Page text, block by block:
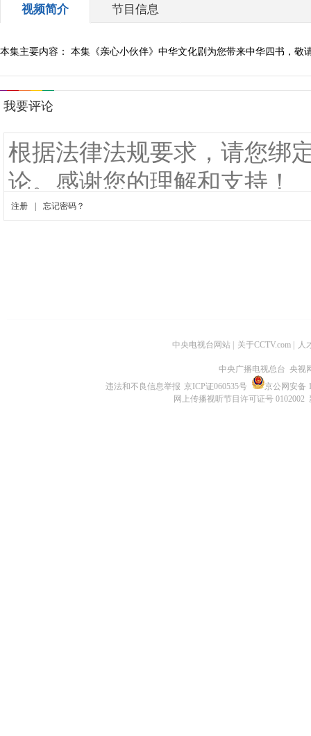
视频简介 节目信息
本集主要内容： 本集《亲心小伙伴》中华文化剧为您带来中华四书，
中央电视台网站 关于CCTV.com 人
中央广播电视总台 央视
违法和不良信息举报 京ICP证060535号
京公网安备
网上传播视听节目许可证号 0102002